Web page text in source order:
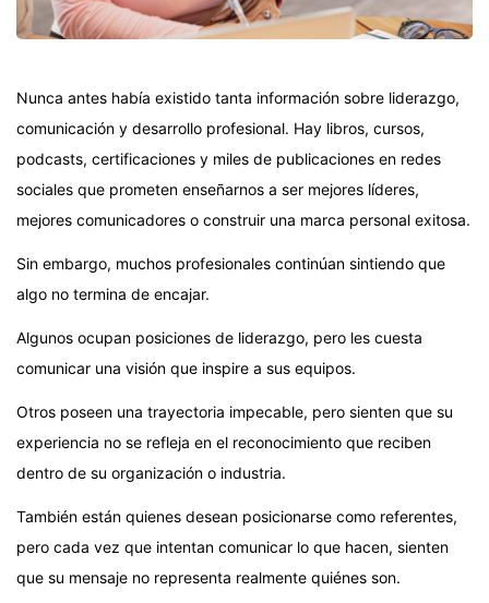
Nunca antes había existido tanta información sobre liderazgo,
comunicación y desarrollo profesional. Hay libros, cursos,
podcasts, certificaciones y miles de publicaciones en redes
sociales que prometen enseñarnos a ser mejores líderes,
mejores comunicadores o construir una marca personal exitosa.
Sin embargo, muchos profesionales continúan sintiendo que
algo no termina de encajar.
Algunos ocupan posiciones de liderazgo, pero les cuesta
comunicar una visión que inspire a sus equipos.
Otros poseen una trayectoria impecable, pero sienten que su
experiencia no se refleja en el reconocimiento que reciben
dentro de su organización o industria.
También están quienes desean posicionarse como referentes,
pero cada vez que intentan comunicar lo que hacen, sienten
que su mensaje no representa realmente quiénes son.